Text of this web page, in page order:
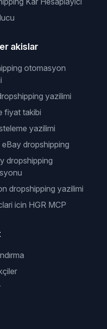
akislar
otomasyon
yazilimi
fiyat takibi
yazilimi
dropshipping
dropshipping
dropshipping yazilimi
icin HGR MCP